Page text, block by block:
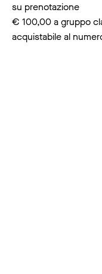
su prenotazione
€ 100,00 a gruppo
acquistabile al